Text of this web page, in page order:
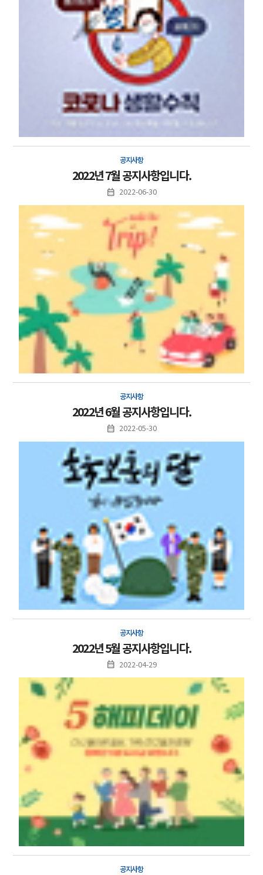
공지사항
2022년 7월 공지사항입니다.
2022-06-30
공지사항
2022년 6월 공지사항입니다.
2022-05-30
공지사항
2022년 5월 공지사항입니다.
2022-04-29
공지사항